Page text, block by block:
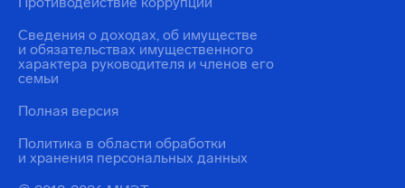
Политика в области обработки
и хранения персональных данных
Сведения о доходах, об имуществе
и обязательствах имущественного
характера руководителя и членов его
семьи
Полная версия